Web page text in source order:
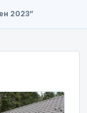
2023”